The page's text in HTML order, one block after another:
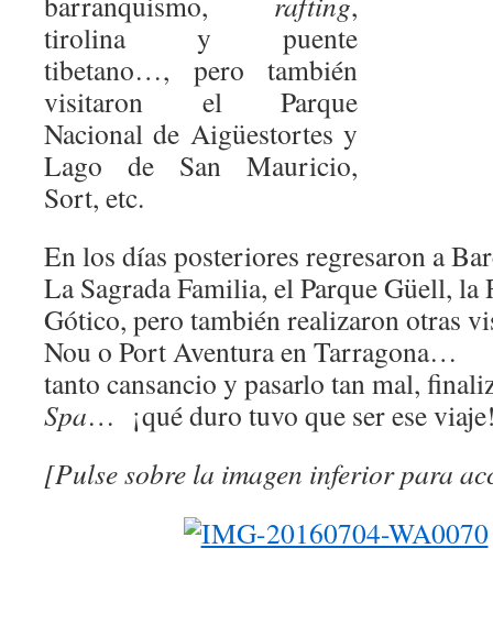
tirolina y puente
tibetano…, pero también
visitaron el Parque
Nacional de Aigüestortes y
Lago de San Mauricio,
Sort, etc.
En los días posteriores regresaron a
La Sagrada Familia, el Parque Güell,
Gótico, pero también realizaron otras
Nou o Port Aventura en Tarragona…
tanto cansancio y pasarlo tan mal,
Spa… ¡qué duro tuvo que ser ese
[Pulse sobre la imagen inferior para